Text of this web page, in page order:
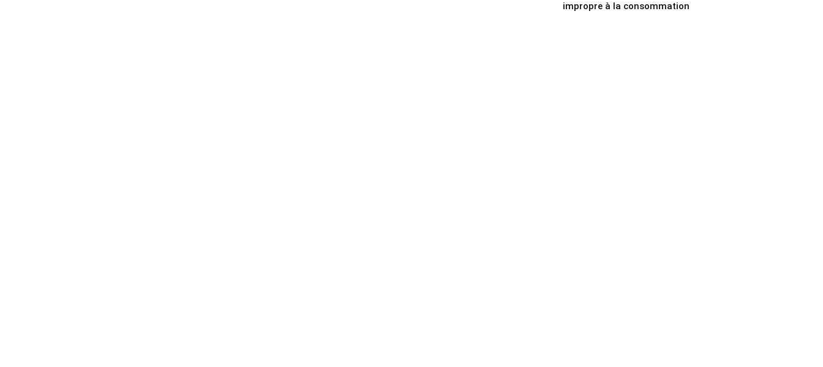
impropre à la consommation